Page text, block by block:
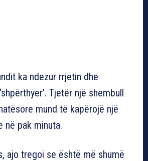
ka ndezur rrjetin dhe
Tjetër një shembull
mund të kapërojë një
në pak minuta.
ajo tregoi se është më shumë